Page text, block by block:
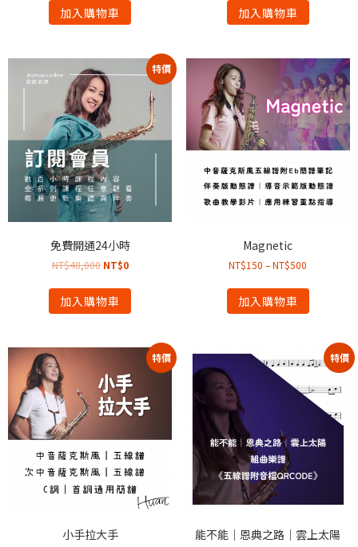
加入購物車 加入購物車
特價
免費開通24小時
NT$48,000 NT$0
加入購物車
Magnetic
NT$150 –NT$500
加入購物車
特價
小手拉大手
特價
能不能｜恩典之路｜雲上太陽